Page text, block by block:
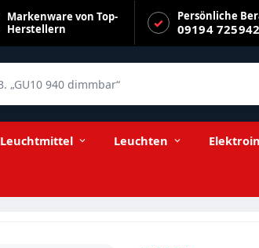
Markenware von Top-
Herstellern
Persönliche
09194
Leuchtmittel Leuchten